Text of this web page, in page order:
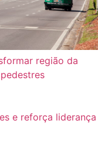
região da
e reforça liderança